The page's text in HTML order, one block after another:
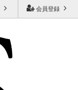
会員登録